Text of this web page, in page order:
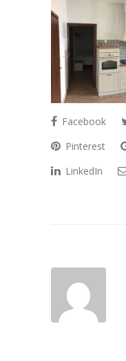
Facebook
Pinterest
LinkedIn